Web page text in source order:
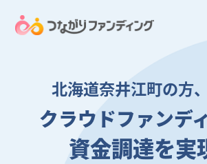
北海道奈井江町の方
クラウドファンデ
資金調達を実